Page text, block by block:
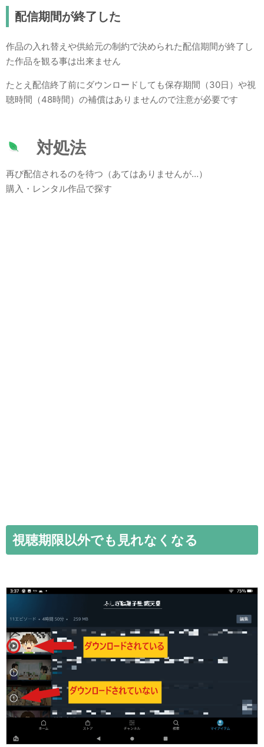
配信期間が終了した
作品の入れ替えや供給元の制約で決められた配信期間が終了し
た作品を観る事は出来ません
たとえ配信終了前にダウンロードしても保存期間（30日）や視
聴時間（48時間）の補償はありませんので注意が必要です
対処法
再び配信されるのを待つ（あてはありませんが…）
購入・レンタル作品で探す
視聴期限以外でも見れなくなる